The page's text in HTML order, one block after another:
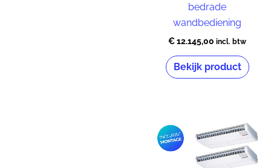
Standaard
montage
Onderhoudscontract
materiaal
bedrade
wandbediening
€12.145,00 incl. btw
Bekijk product